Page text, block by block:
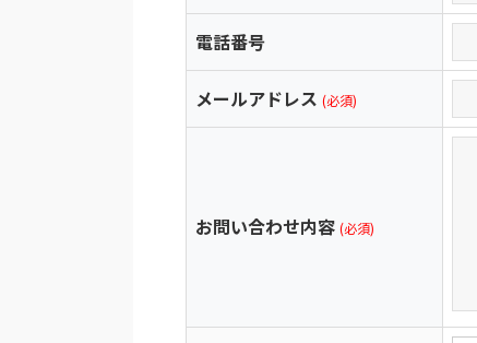
電話番号
メールアドレス (必須)
お問い合わせ内容 (必須)